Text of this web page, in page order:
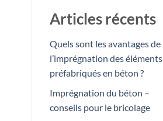
Articles récents
Quels sont les avantages de
l’imprégnation des éléments
préfabriqués en béton ?
Imprégnation du béton –
conseils pour le bricolage